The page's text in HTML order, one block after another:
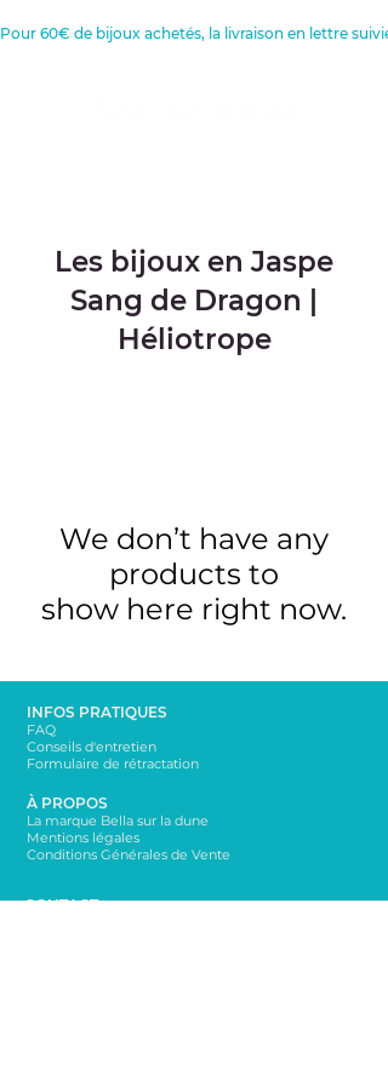
Pour 60€ de bijoux achetés, la livraison en lettre
Les bijoux en Jaspe
Sang de Dragon |
Héliotrope
We don’t have any
products to
show here right now.
INFOS PRATIQUES
FAQ
Conseils d'entretien
Formulaire de rétractation
À PROPOS
La marque Bella sur la dune
Mentions légales
Conditions Générales de Vente
CONTACT